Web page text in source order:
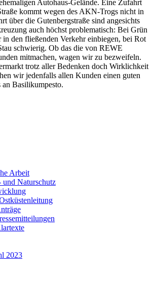
Autohaus-Gelände. Eine Zufahrt
kommt wegen des AKN-Trogs nicht in
über die Gutenbergstraße sind angesichts
auch höchst problematisch: Bei Grün
in den fließenden Verkehr einbiegen, bei Rot
schwierig. Ob das die von REWE
mitmachen, wagen wir zu bezweifeln.
trotz aller Bedenken doch Wirklichkeit
wir jedenfalls allen Kunden einen guten
Basilikumpesto.
Arbeit
Naturschutz
2023